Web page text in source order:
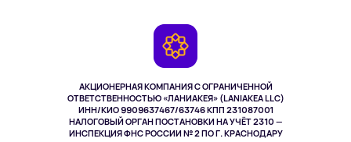
АКЦИОНЕРНАЯ КОМПАНИЯ С ОГРАНИЧЕННОЙ
ОТВЕТСТВЕННОСТЬЮ «ЛАНИАКЕЯ» (LANIAKEA LLC)
ИНН/КИО 9909637467/63746 КПП 231087001
НАЛОГОВЫЙ ОРГАН ПОСТАНОВКИ НА УЧЁТ 2310 —
ИНСПЕКЦИЯ ФНС РОССИИ № 2 ПО Г. КРАСНОДАРУ
Одежда и аксессуары